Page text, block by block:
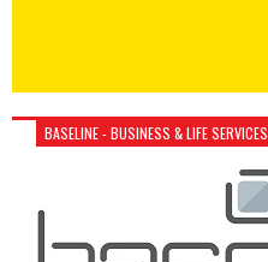
BASELINE - BUSINESS & LIFE SERVICES